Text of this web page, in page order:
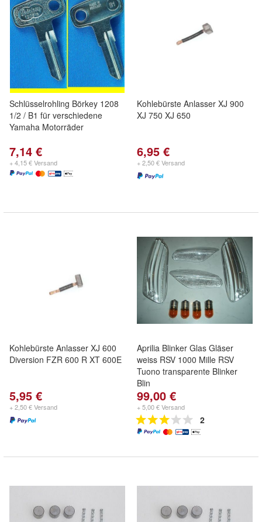
Schlüsselrohling Börkey 1208
1/2 / B1 für verschiedene
Yamaha Motorräder
7,14 €
+ 4,15 € Versand
Kohlebürste Anlasser XJ 900
XJ 750 XJ 650
6,95 €
+ 2,50 € Versand
Kohlebürste Anlasser XJ 600
Diversion FZR 600 R XT 600E
5,95 €
+ 2,50 € Versand
Aprilia Blinker Glas Gläser
weiss RSV 1000 Mille RSV
Tuono transparente Blinker
Blin
99,00 €
+ 5,00 € Versand
2